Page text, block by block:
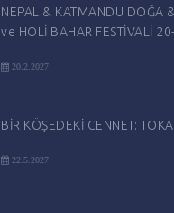
NEPAL & KATMANDU DOĞA
ve HOLİ BAHAR FESTİVALİ
20.2.2027
BİR KÖŞEDEKİ CENNET:
22.5.2027